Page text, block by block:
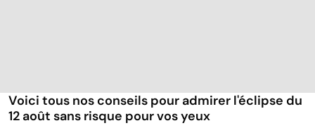
Voici tous nos conseils pour admirer l'éclipse du
12 août sans risque pour vos yeux